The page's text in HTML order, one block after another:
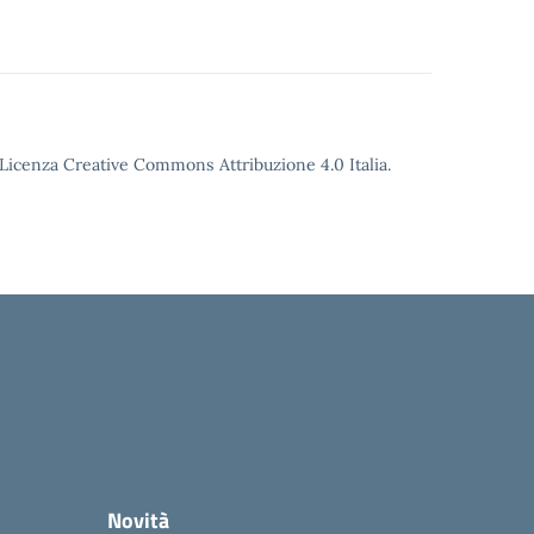
Creative Commons Attribuzione 4.0 Italia.
Novità